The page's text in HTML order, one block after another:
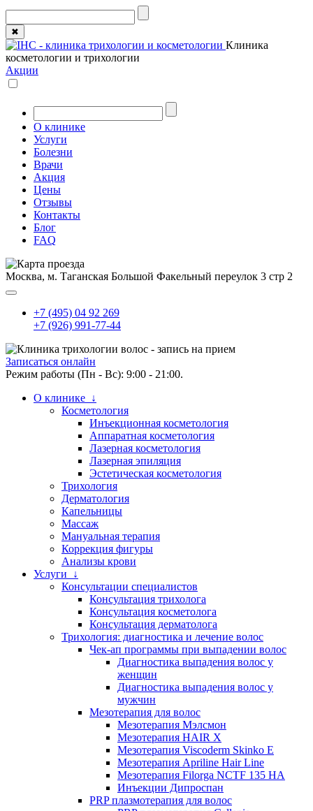
✖
Клиника
косметологии и трихологии
Акции
О клинике
Услуги
Болезни
Врачи
Акция
Цены
Отзывы
Контакты
Блог
FAQ
Москва, м. Таганская Большой Факельный переулок 3 стр 2
+7 (495) 04 92 269
+7 (926) 991-77-44
Записаться онлайн
Режим работы (Пн - Вс): 9:00 - 21:00.
О клинике ↓
Косметология
Инъекционная косметология
Аппаратная косметология
Лазерная косметология
Лазерная эпиляция
Эстетическая косметология
Трихология
Дерматология
Капельницы
Массаж
Мануальная терапия
Коррекция фигуры
Анализы крови
Услуги ↓
Консультации специалистов
Консультация трихолога
Консультация косметолога
Консультация дерматолога
Трихология: диагностика и лечение волос
Чек-ап программы при выпадении волос
Диагностика выпадения волос у
женщин
Диагностика выпадения волос у
мужчин
Мезотерапия для волос
Мезотерапия Мэлсмон
Мезотерапия HAIR X
Мезотерапия Viscoderm Skinko E
Мезотерапия Apriline Hair Line
Мезотерапия Filorga NCTF 135 HA
Инъекции Дипроспан
PRP плазмотерапия для волос